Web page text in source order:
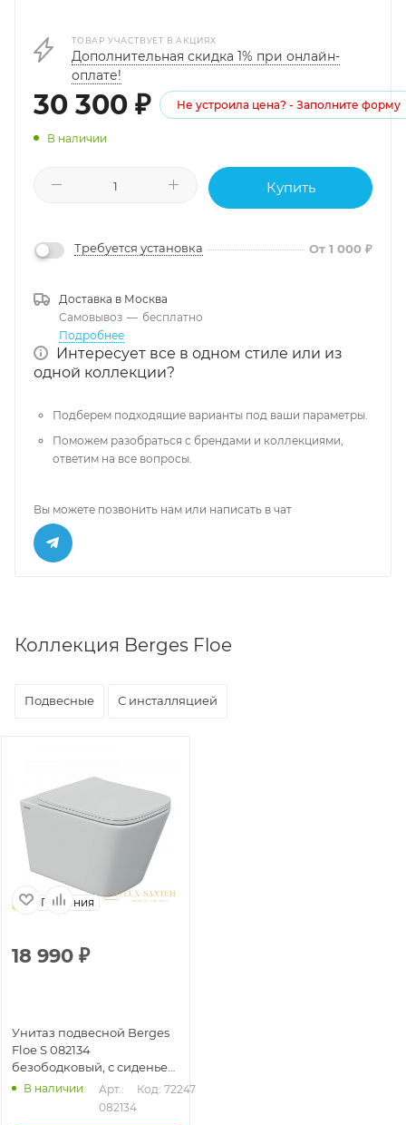
ТОВАР УЧАСТВУЕТ В АКЦИЯХ
Дополнительная скидка 1% при онлайн-
оплате!
30 300 ₽ Не устроила цена? - Заполните форму
В наличии
Купить
Требуется установка От 1 000 ₽
Доставка в Москва
Самовывоз — бесплатно
Подробнее
Интересует все в одном стиле или из
одной коллекции?
Подберем подходящие варианты под ваши параметры.
Поможем разобраться с брендами и коллекциями,
ответим на все вопросы.
Вы можете позвонить нам или написать в чат
Коллекция Berges Floe
Подвесные С инсталляцией
Германия
18 990 ₽
Унитаз подвесной Berges
Floe S 082134
безободковый, с сиденьем
микролифт, белый
В наличии
Арт.:
082134
Код: 72247